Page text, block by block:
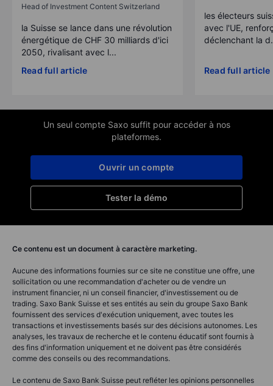
Head of Investment Content Switzerland
la Suisse se lance dans une révolution
énergétique de CHF 30 milliards d'ici
2050, rivalisant avec l...
Read full article
les électeurs
avec l'UE,
déclenchant la
Read full article
Un seul compte Saxo suffit pour accéder à nos
plateformes.
Tester la démo
Ouvrir un compte
Ce contenu est un document à caractère marketing.
Aucune des informations fournies sur ce site ne constitue une offre, une
sollicitation ou une recommandation d'acheter ou de vendre un
instrument financier, ni un conseil financier, d'investissement ou de
trading. Saxo Bank Suisse et ses entités au sein du groupe Saxo Bank
fournissent des services d'exécution uniquement, avec toutes les
transactions et investissements basés sur des décisions autonomes. Les
analyses, les travaux de recherche et le contenu éducatif sont fournis à
des fins d'information uniquement et ne doivent pas être considérés
comme des conseils ou des recommandations.
Le contenu de Saxo Bank Suisse peut refléter les opinions personnelles